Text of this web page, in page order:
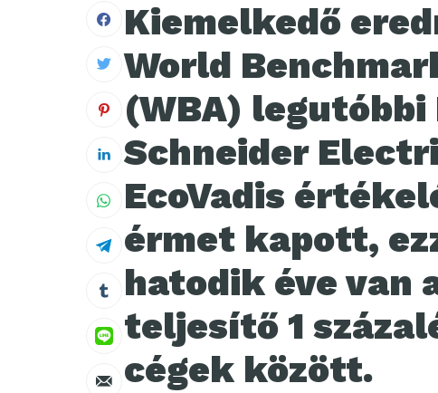
Kiemelkedő
World
(WBA) legutóbbi
Schneider
EcoVadis
érmet kapott,
hatodik éve van
teljesítő 1
cégek között.